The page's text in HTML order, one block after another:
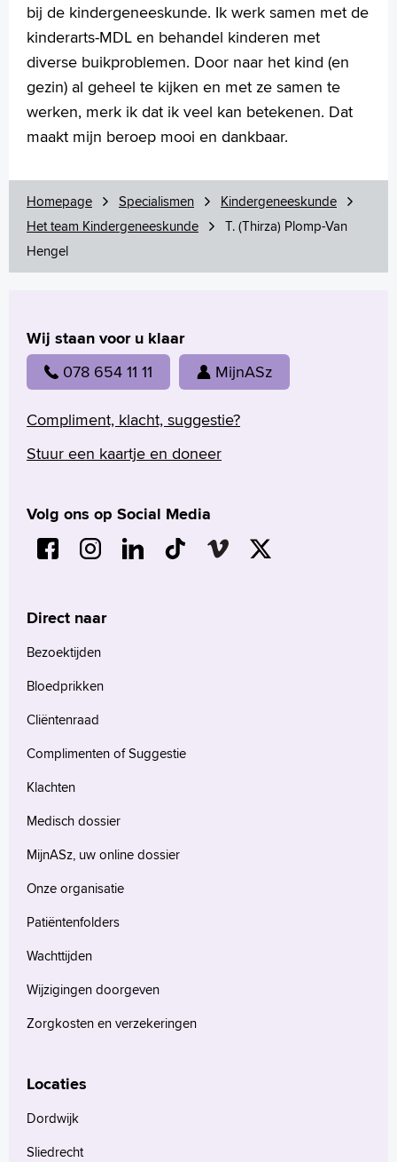
bij de kindergeneeskunde. Ik werk samen met de
kinderarts-MDL en behandel kinderen met
diverse buikproblemen. Door naar het kind (en
gezin) al geheel te kijken en met ze samen te
werken, merk ik dat ik veel kan betekenen. Dat
maakt mijn beroep mooi en dankbaar.
Homepage Specialismen
Kindergeneeskunde
Het team Kindergeneeskunde
T. (Thirza) Plomp-Van
Hengel
Wij staan voor u klaar
078 654 11 11 MijnASz
Compliment, klacht, suggestie?
Stuur een kaartje en doneer
Volg ons op Social Media
Direct naar
Bezoektijden
Bloedprikken
Cliëntenraad
Complimenten of Suggestie
Klachten
Medisch dossier
MijnASz, uw online dossier
Onze organisatie
Patiëntenfolders
Wachttijden
Wijzigingen doorgeven
Zorgkosten en verzekeringen
Locaties
Dordwijk
Sliedrecht